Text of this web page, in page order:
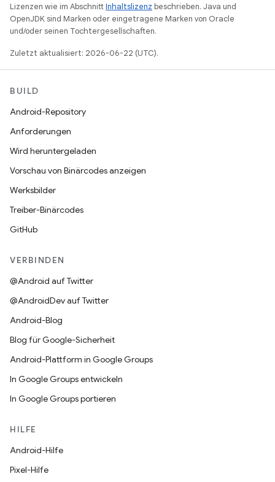
Lizenzen wie im AbschnittInhaltslizenz beschrieben. Java und
OpenJDK sind Marken oder eingetragene Marken von Oracle
und/oder seinen Tochtergesellschaften.
Zuletzt aktualisiert: 2026-06-22 (UTC).
BUILD
Android-Repository
Anforderungen
Wird heruntergeladen
Vorschau von Binärcodes anzeigen
Werksbilder
Treiber-Binärcodes
GitHub
VERBINDEN
@Android auf Twitter
@AndroidDev auf Twitter
Android-Blog
Blog für Google-Sicherheit
Android-Plattform in Google Groups
In Google Groups entwickeln
In Google Groups portieren
HILFE
Android-Hilfe
Pixel-Hilfe